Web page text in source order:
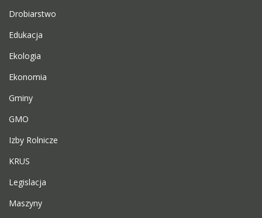
Drobiarstwo
Edukacja
Ekologia
Ekonomia
Gminy
GMO
Izby Rolnicze
KRUS
Legislacja
Maszyny